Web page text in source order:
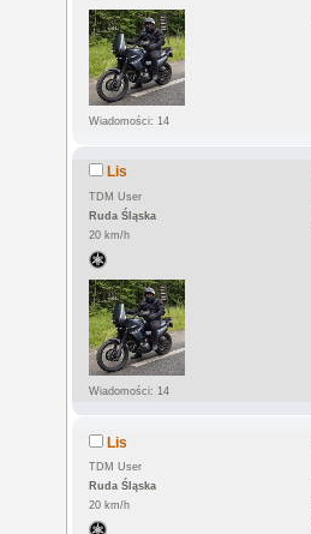
Wiadomości: 14
Lis
TDM User
Ruda Śląska
20 km/h
Wiadomości: 14
Lis
TDM User
Ruda Śląska
20 km/h